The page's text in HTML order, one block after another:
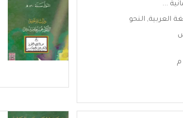
...
العربية, النحو